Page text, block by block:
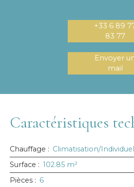
+33 6 89
83 77
Envoyer
mail
Caractéristiques
Chauffage : Climatisation/Individuel
Surface : 102.85 m²
Pièces : 6